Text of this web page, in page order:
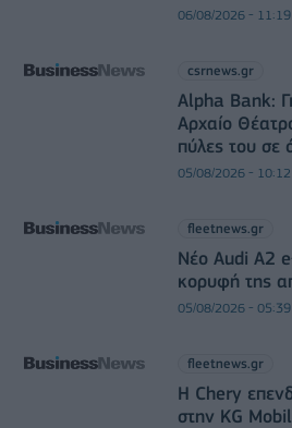
06/08/2026 - 11:19
csrnews.gr
Alpha Bank:
Αρχαίο
πύλες του σε
05/08/2026 - 10:12
fleetnews.gr
Νέο Audi A2
κορυφή της
05/08/2026 - 05:39
fleetnews.gr
Η Chery
στην KG